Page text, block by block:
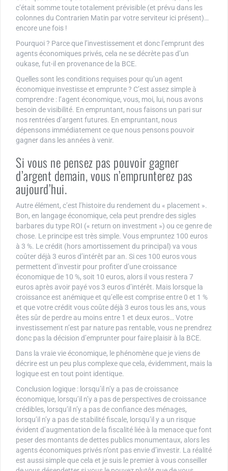
c’était somme toute totalement prévisible (et prévu dans les
colonnes du Contrarien Matin par votre serviteur ici présent)…
encore une fois !
Pourquoi ? Parce que l’investissement et donc l’emprunt des
agents économiques privés, cela ne se décrète pas d’un
oukase, fut-il en provenance de la BCE.
Quelles sont les conditions requises pour qu’un agent
économique investisse et emprunte ? C’est assez simple à
comprendre : l’agent économique, vous, moi, lui, nous avons
besoin de visibilité. En empruntant, nous faisons un pari sur
nos rentrées d’argent futures. En empruntant, nous
dépensons immédiatement ce que nous pensons pouvoir
gagner dans les années à venir.
Si vous ne pensez pas pouvoir gagner
d’argent demain, vous n’emprunterez pas
aujourd’hui.
Autre élément, c’est l’histoire du rendement du « placement ».
Bon, en langage économique, cela peut prendre des sigles
barbares du type ROI (« return on investment ») ou ce genre de
chose. Le principe est très simple. Vous empruntez 100 euros
à 3 %. Le crédit (hors amortissement du principal) va vous
coûter déjà 3 euros d’intérêt par an. Si ces 100 euros vous
permettent d’investir pour profiter d’une croissance
économique de 10 %, soit 10 euros, alors il vous restera 7
euros après avoir payé vos 3 euros d’intérêt. Mais lorsque la
croissance est anémique et qu’elle est comprise entre 0 et 1 %
et que votre crédit vous coûte déjà 3 euros tous les ans, vous
êtes sûr de perdre au moins entre 1 et deux euros… Votre
investissement n’est par nature pas rentable, vous ne prendrez
donc pas la décision d’emprunter pour faire plaisir à la BCE.
Dans la vraie vie économique, le phénomène que je viens de
décrire est un peu plus complexe que cela, évidemment, mais la
logique est en tout point identique.
Conclusion logique : lorsqu’il n’y a pas de croissance
économique, lorsqu’il n’y a pas de perspectives de croissance
crédibles, lorsqu’il n’y a pas de confiance des ménages,
lorsqu’il n’y a pas de stabilité fiscale, lorsqu’il y a un risque
évident d’augmentation de la fiscalité liée à la menace que font
peser des montants de dettes publics monumentaux, alors les
agents économiques privés n’ont pas envie d’investir. La réalité
est aussi simple que cela et je suis le premier à vous conseiller